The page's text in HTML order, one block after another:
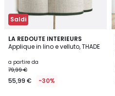
Saldi
LA REDOUTE INTERIEURS
Applique in lino e velluto, THADE
Prezzo
a
partire
a partire da
79,99 €
55,99 € -30%
2
Colori